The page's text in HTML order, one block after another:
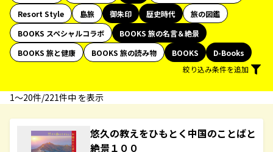
Resort Style
島旅 御朱印 歴史時代
旅の図鑑
BOOKS スペシャルコラボ
BOOKS 旅の名言＆絶景
BOOKS 旅と健康
BOOKS 旅の読み物 BOOKS
D-Books
絞り込み条件を追加
1〜20件/221件中 を表示
悠久の教えをひもとく中国のことばと
絶景１００